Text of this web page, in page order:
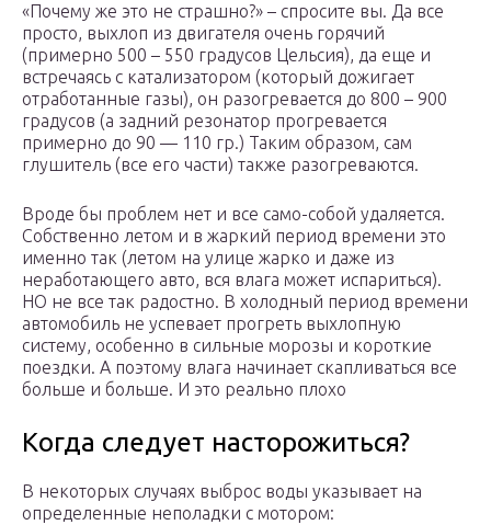
«Почему же это не страшно?» – спросите вы. Да все
просто, выхлоп из двигателя очень горячий
(примерно 500 – 550 градусов Цельсия), да еще и
встречаясь с катализатором (который дожигает
отработанные газы), он разогревается до 800 – 900
градусов (а задний резонатор прогревается
примерно до 90 — 110 гр.) Таким образом, сам
глушитель (все его части) также разогреваются.
Вроде бы проблем нет и все само-собой удаляется.
Собственно летом и в жаркий период времени это
именно так (летом на улице жарко и даже из
неработающего авто, вся влага может испариться).
НО не все так радостно. В холодный период времени
автомобиль не успевает прогреть выхлопную
систему, особенно в сильные морозы и короткие
поездки. А поэтому влага начинает скапливаться все
больше и больше. И это реально плохо
Когда следует насторожиться?
В некоторых случаях выброс воды указывает на
определенные неполадки с мотором: